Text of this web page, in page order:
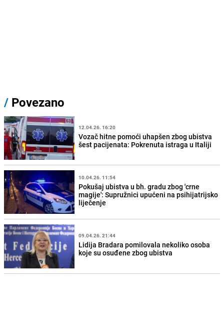
/ Povezano
12.04.26. 16:20
Vozač hitne pomoći uhapšen zbog ubistva
šest pacijenata: Pokrenuta istraga u Italiji
10.04.26. 11:54
Pokušaj ubistva u bh. gradu zbog 'crne
magije': Supružnici upućeni na psihijatrijsko
liječenje
09.04.26. 21:44
Lidija Bradara pomilovala nekoliko osoba
koje su osuđene zbog ubistva